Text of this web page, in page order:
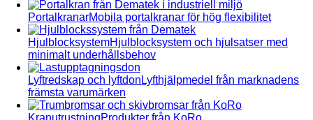
PortalkranarMobila portalkranar för hög flexibilitet
HjulblocksystemHjulblocksystem och hjulsatser med
minimalt underhållsbehov
Lyftredskap och lyftdon Lyfthjälpmedel från marknadens
främsta varumärken
KranutrustningProdukter från KoRo